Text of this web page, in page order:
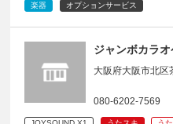
楽器
オプションサービス
ジャンボカラ
大阪府大阪市北
080-6202-7569